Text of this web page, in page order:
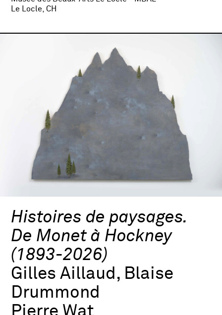
Le Locle, CH
Histoires de paysages.
De Monet à Hockney
(1893-2026)
Gilles Aillaud, Blaise
Drummond
Pierre Wat